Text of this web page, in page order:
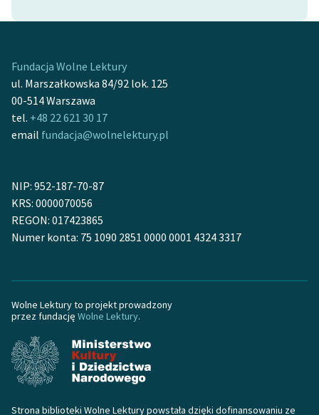
Deklaracja dostępności
Fundacja Wolne Lektury
ul. Marszałkowska 84/92 lok. 125
00-514 Warszawa
tel. +48 22 621 30 17
email fundacja@wolnelektury.pl
NIP: 952-187-70-87
KRS: 0000070056
REGON: 017423865
Numer konta: 75 1090 2851 0000 0001 4324 3317
Wolne Lektury to projekt prowadzony
przez fundację Wolne Lektury.
Strona biblioteki Wolne Lektury powstała dzięki dofinansowaniu ze